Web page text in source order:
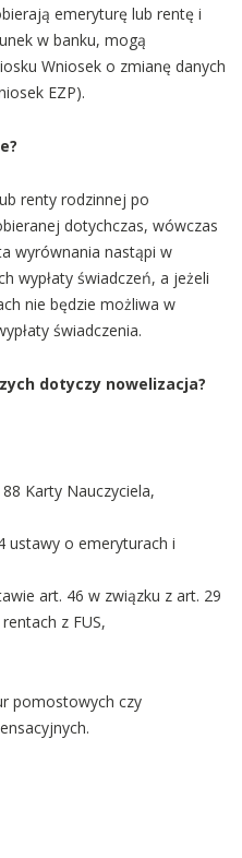
emeryturę lub rentę i
w banku, mogą
Wniosek o zmianę danych
EZP).
renty rodzinnej po
dotychczas, wówczas
wyrównania nastąpi w
wypłaty świadczeń, a jeżeli
nie będzie możliwa w
świadczenia.
dotyczy nowelizacja?
Karty Nauczyciela,
ustawy o emeryturach i
art. 46 w związku z art. 29
z FUS,
pomostowych czy